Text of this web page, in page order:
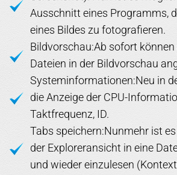
Ausschnitt eines Programms,
eines Bildes zu fotografieren.
Bildvorschau:Ab sofort
Dateien in der Bildvorschau
Systeminformationen:Neu in
die Anzeige der CPU-
Taktfrequenz, ID.
Tabs speichern:Nunmehr ist
der Exploreransicht in eine
und wieder einzulesen